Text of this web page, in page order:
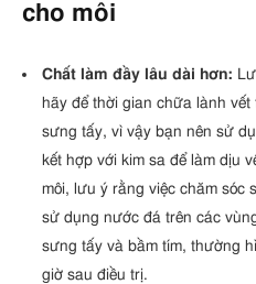
cho môi
Chất làm đầy lâu dài hơn:
hãy để thời gian chữa lành
sưng tấy, vì vậy bạn nên sử
kết hợp với kim sa để làm dịu
môi, lưu ý rằng việc chăm sóc
sử dụng nước đá trên các
sưng tấy và bầm tím, thường
giờ sau điều trị.